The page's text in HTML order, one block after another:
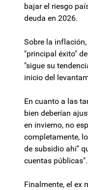
bajar el riesgo
deuda en 2026.
Sobre la inflación,
"principal éxito"
"sigue su
inicio del
En cuanto a las
bien deberían
en invierno, no
completamente,
de subsidio ahí"
cuentas públicas".
Finalmente, el ex